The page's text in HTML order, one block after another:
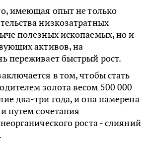
имеющая опыт не только
низкозатратных
полезных ископаемых, но и
активов, на
переживает быстрый рост.
в том, чтобы стать
золота весом 500 000
два-три года, и она намерена
путем сочетания
роста - слияний